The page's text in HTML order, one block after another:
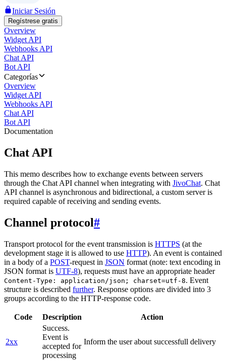
Iniciar Sesión
Regístrese gratis
Overview
Widget API
Webhooks API
Chat API
Bot API
Categorías
Overview
Widget API
Webhooks API
Chat API
Bot API
Documentation
Chat API
This memo describes how to exchange events between servers
through the Chat API channel when integrating with JivoChat. Chat
API channel is asynchronous and bidirectional, a custom server is
required capable of receiving and sending events.
Channel protocol#
Transport protocol for the event transmission is HTTPS (at the
development stage it is allowed to use HTTP). An event is contained
in a body of a POST-request in JSON format (note: text encoding in
JSON format is UTF-8), requests must have an appropriate header
Content-Type: application/json; charset=utf-8. Event
structure is described further. Response options are divided into 3
groups according to the HTTP-response code.
Code Description Action
2xx
Success.
Event is
accepted for
processing
Inform the user about successfull delivery